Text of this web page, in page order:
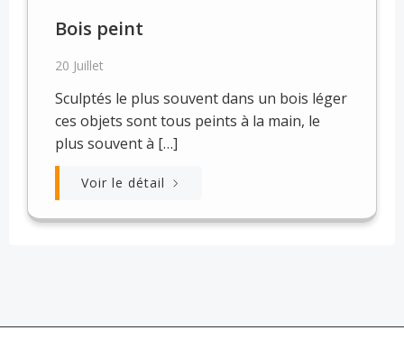
Bois peint
20 Juillet
Sculptés le plus souvent dans un bois léger
ces objets sont tous peints à la main, le
plus souvent à […]
Voir le détail